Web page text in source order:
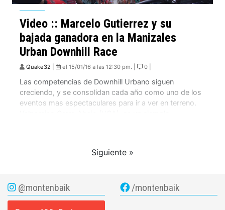
Video :: Marcelo Gutierrez y su
bajada ganadora en la Manizales
Urban Downhill Race
Quake32 el 15/01/16 a las 12:30 pm. | 0 |
Las competencias de Downhill Urbano siguen
creciendo, y se consolidan cada año como uno de los
eventos mas espectaculares para ir a ver en terreno.
Siguiente »
@montenbaik /montenbaik